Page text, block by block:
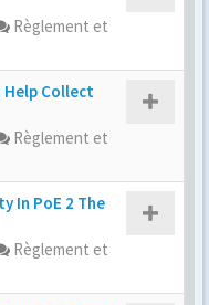
Règlement et
Help Collect
Règlement et
In PoE 2 The
Règlement et